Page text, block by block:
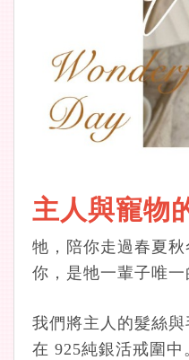
主人與寵物
牠，陪你走過春夏秋
你，是牠一輩子唯一
我們將主人的髮絲
在 925純銀活戒圍中